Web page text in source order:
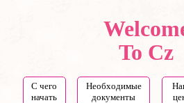
To Cz
С чего
начать
Необходимые
документы